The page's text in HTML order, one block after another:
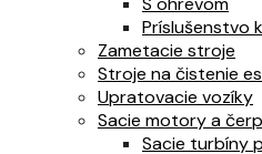
Príslušenstvo
Zametacie stroje
Stroje na čistenie
Upratovacie vozíky
Sacie motory a
Sacie turbíny